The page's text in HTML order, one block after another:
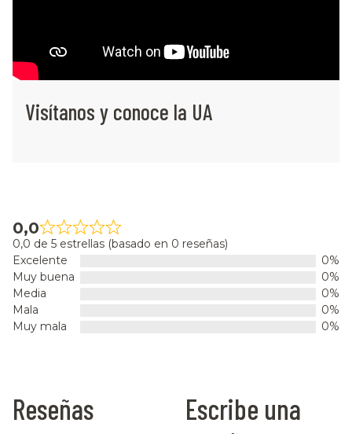
Visítanos y conoce la UA
0,0
0,0 de 5 estrellas (basado en 0 reseñas)
Excelente
0%
Muy buena
0%
Media
0%
Mala
0%
Muy mala
0%
Reseñas
Escribe una